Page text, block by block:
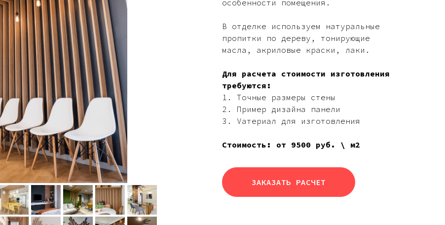
особенности помещения.
В отделке используем натуральные
пропитки по дереву, тонирующие
масла, акриловые краски, лаки.
Для расчета стоимости изготовления
требуются:
1. Точные размеры стены
2. Пример дизайна панели
3. Vатериал для изготовления
Стоимость: от 9500 руб. \ м2
ЗАКАЗАТЬ РАСЧЕТ